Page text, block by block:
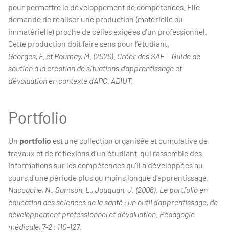
pour permettre le développement de compétences. Elle
demande de réaliser une production (matérielle ou
immatérielle) proche de celles exigées d’un professionnel.
Cette production doit faire sens pour l’étudiant.
Georges, F. et Poumay, M. (2020). Créer des SAE – Guide de
soutien à la création de situations d’apprentissage et
d’évaluation en contexte d’APC. ADIUT.
Portfolio
Un portfolio est une collection organisée et cumulative de
travaux et de réflexions d’un étudiant, qui rassemble des
informations sur les compétences qu’il a développées au
cours d’une période plus ou moins longue d’apprentissage.
Naccache, N., Samson, L., Jouquan, J. (2006). Le portfolio en
éducation des sciences de la santé : un outil d’apprentissage, de
développement professionnel et d’évaluation. Pédagogie
médicale, 7-2 : 110-127.